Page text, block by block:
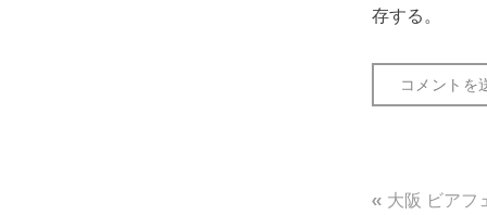
存する。
投
大阪 ビアフ